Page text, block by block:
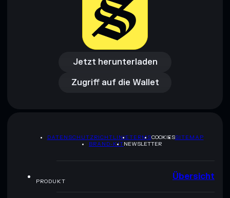
Jetzt herunterladen
Jetzt herunterladen
Zugriff auf die Wallet
Zugriff auf die Wallet
DATENSCHUTZRICHTLINIETERMSCOOKIESSITEMAP
BRAND-KITNEWSLETTER
PRODUKT Übersicht